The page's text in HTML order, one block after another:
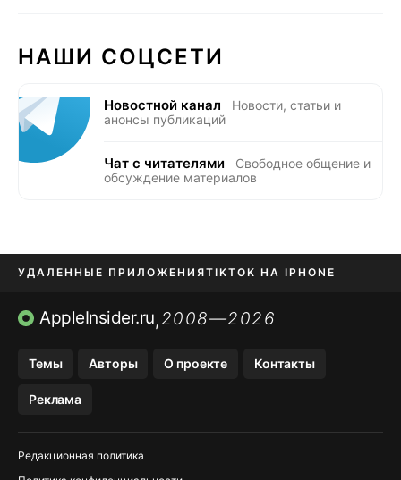
НАШИ СОЦСЕТИ
Новостной канал
Новости, статьи и
анонсы публикаций
Чат с читателями
Свободное общение и
обсуждение материалов
УДАЛЕННЫЕ ПРИЛОЖЕНИЯTIKTOK НА IPHONE
ПРИЛОЖЕНИЯ БЕЗ APP STORE
AppleInsider.ru,2008—2026
Темы Авторы О проекте Контакты
Реклама
Редакционная политика